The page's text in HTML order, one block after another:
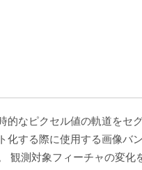
的なピクセル値の軌道をセ
化する際に使用する画像バ
観測対象フィーチャの変化